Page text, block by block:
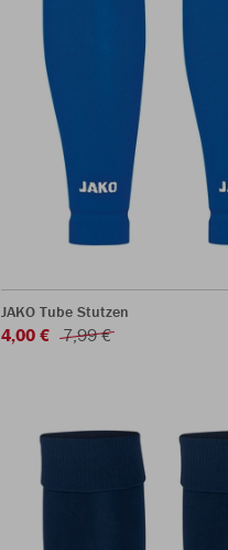
JAKO Tube Stutzen
4,00 € 7,99 €